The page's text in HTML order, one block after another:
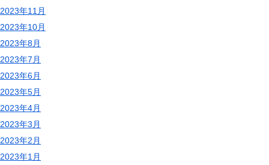
2023年11月
2023年10月
2023年8月
2023年7月
2023年6月
2023年5月
2023年4月
2023年3月
2023年2月
2023年1月